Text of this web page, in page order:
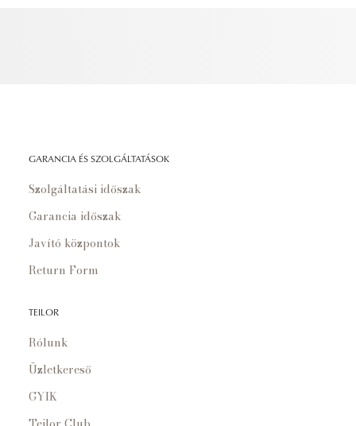
GARANCIA ÉS SZOLGÁLTATÁSOK
Szolgáltatási időszak
Garancia időszak
Javító központok
Return Form
TEILOR
Rólunk
Üzletkereső
GYIK